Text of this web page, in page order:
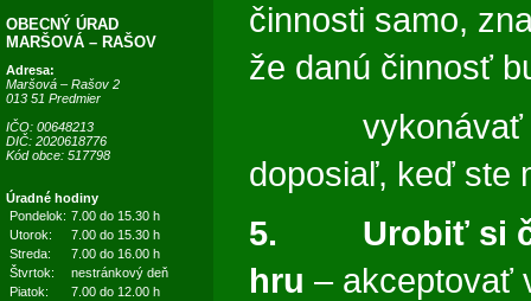
OBECNÝ ÚRAD
MARŠOVÁ – RAŠOV
Adresa:
Maršová – Rašov 2
013 51 Predmier
IČO: 00648213
DIČ: 2020618776
Kód obce: 517798
Úradné hodiny
Pondelok: 7.00 do 15.30 h
Utorok:
7.00 do 15.30 h
Streda:
7.00 do 16.00 h
Štvrtok:
nestránkový deň
Piatok:
7.00 do 12.00 h
činnosti samo,
že danú činnosť
vykonávať
doposiaľ, keď ste
5. Urobiť si
hru – akceptovať